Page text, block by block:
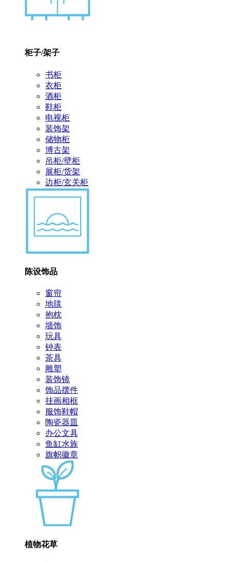
柜子/架子
书柜
衣柜
酒柜
鞋柜
电视柜
装饰架
储物柜
博古架
吊柜/壁柜
展柜/货架
边柜/玄关柜
陈设饰品
窗帘
地毯
抱枕
墙饰
玩具
钟表
茶具
雕塑
装饰镜
饰品摆件
挂画相框
服饰鞋帽
陶瓷器皿
办公文具
鱼缸水族
旗帜徽章
植物花草